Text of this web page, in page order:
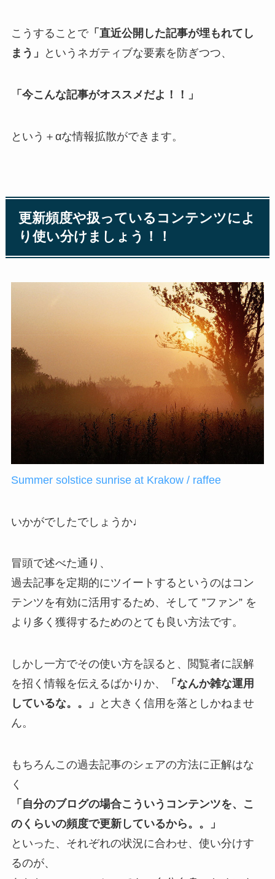
こうすることで「直近公開した記事が埋もれてし
まう」
というネガティブな要素を防ぎつつ、
「今こんな記事がオススメだよ！！」
という＋αな情報拡散ができます。
更新頻度や扱っているコンテンツによ
り使い分けましょう！！
Summer solstice sunrise at Krakow / raffee
いかがでしたでしょうか♩
冒頭で述べた通り、
過去記事を定期的にツイートするというのはコン
テンツを有効に活用するため、そして ”ファン” を
より多く獲得するためのとても良い方法です。
しかし一方でその使い方を誤ると、閲覧者に誤解
を招く情報を伝えるばかりか、
「なんか雑な運用
しているな。。」
と大きく信用を落としかねませ
ん。
もちろんこの過去記事のシェアの方法に正解はな
く
「自分のブログの場合こういうコンテンツを、こ
のくらいの頻度で更新しているから。。」
といった、それぞれの状況に合わせ、使い分けす
るのが、